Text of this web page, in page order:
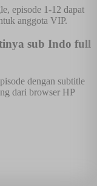
episode 1-12 dapat
anggota VIP.
sub Indo full
dengan subtitle
dari browser HP